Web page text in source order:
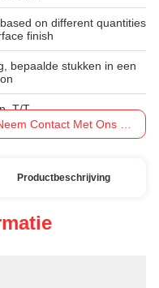
on different quantities
finish
bepaalde stukken in een
T/T
Contact Met Ons Op
Productbeschrijving